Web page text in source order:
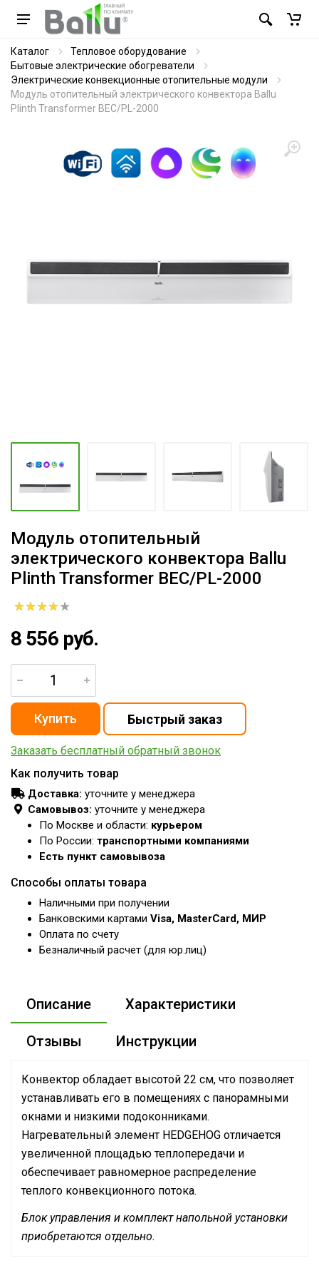
Каталог
Тепловое оборудование
Бытовые электрические обогреватели
Электрические конвекционные отопительные модули
Модуль отопительный электрического конвектора Ballu
Plinth Transformer BEC/PL-2000
Модуль отопительный
электрического конвектора Ballu
Plinth Transformer BEC/PL-2000
8 556 руб.
Заказать бесплатный обратный звонок
Как получить товар
Доставка: уточните у менеджера
Самовывоз: уточните у менеджера
По Москве и области: курьером
По России: транспортными компаниями
Есть пункт самовывоза
Способы оплаты товара
Наличными при получении
Банковскими картами Visa, MasterCard, МИР
Оплата по счету
Безналичный расчет (для юр.лиц)
Описание Характеристики
Отзывы Инструкции
Конвектор обладает высотой 22 см, что позволяет
устанавливать его в помещениях с панорамными
окнами и низкими подоконниками.
Нагревательный элемент HEDGEHOG отличается
увеличенной площадью теплопередачи и
обеспечивает равномерное распределение
теплого конвекционного потока.
Блок управления и комплект напольной установки
приобретаются отдельно.